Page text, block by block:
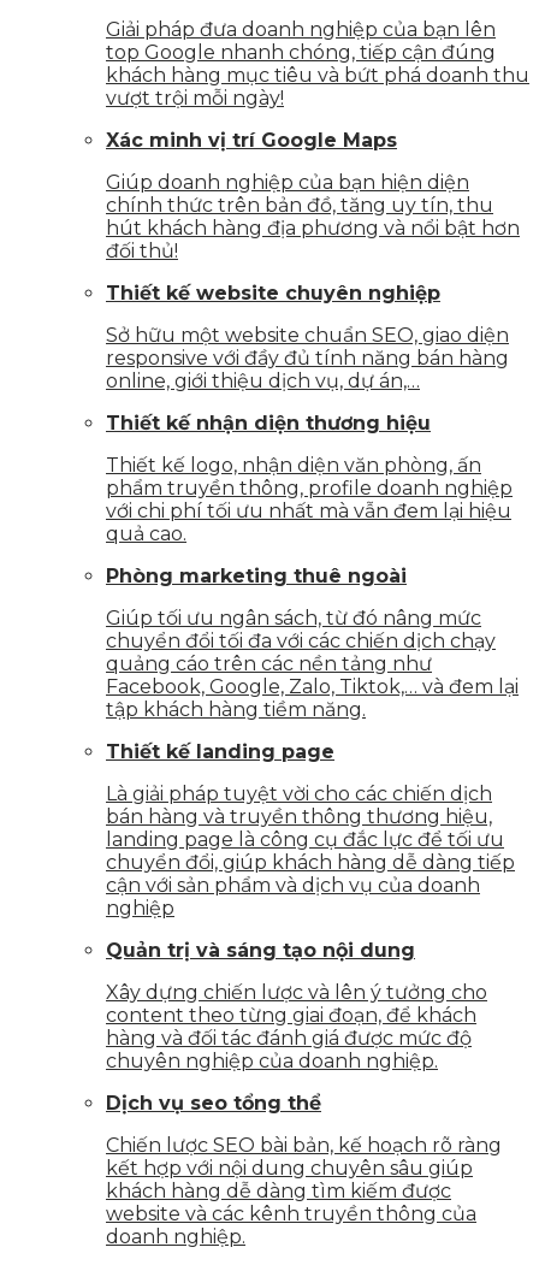
Giải pháp đưa doanh nghiệp của bạn lên
top Google nhanh chóng, tiếp cận đúng
khách hàng mục tiêu và bứt phá doanh thu
vượt trội mỗi ngày!
Xác minh vị trí Google Maps
Giúp doanh nghiệp của bạn hiện diện
chính thức trên bản đồ, tăng uy tín, thu
hút khách hàng địa phương và nổi bật hơn
đối thủ!
Thiết kế website chuyên nghiệp
Sở hữu một website chuẩn SEO, giao diện
responsive với đầy đủ tính năng bán hàng
online, giới thiệu dịch vụ, dự án,…
Thiết kế nhận diện thương hiệu
Thiết kế logo, nhận diện văn phòng, ấn
phẩm truyền thông, profile doanh nghiệp
với chi phí tối ưu nhất mà vẫn đem lại hiệu
quả cao.
Phòng marketing thuê ngoài
Giúp tối ưu ngân sách, từ đó nâng mức
chuyển đổi tối đa với các chiến dịch chạy
quảng cáo trên các nền tảng như
Facebook, Google, Zalo, Tiktok,… và đem lại
tập khách hàng tiềm năng.
Thiết kế landing page
Là giải pháp tuyệt vời cho các chiến dịch
bán hàng và truyền thông thương hiệu,
landing page là công cụ đắc lực để tối ưu
chuyển đổi, giúp khách hàng dễ dàng tiếp
cận với sản phẩm và dịch vụ của doanh
nghiệp
Quản trị và sáng tạo nội dung
Xây dựng chiến lược và lên ý tưởng cho
content theo từng giai đoạn, để khách
hàng và đối tác đánh giá được mức độ
chuyên nghiệp của doanh nghiệp.
Dịch vụ seo tổng thể
Chiến lược SEO bài bản, kế hoạch rõ ràng
kết hợp với nội dung chuyên sâu giúp
khách hàng dễ dàng tìm kiếm được
website và các kênh truyền thông của
doanh nghiệp.